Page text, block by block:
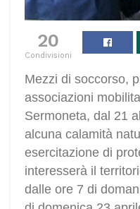
20
Condivisioni
Mezzi di soccorso,
associazioni
Sermoneta, dal 21
alcuna calamità
esercitazione di
interesserà il
dalle ore 7 di